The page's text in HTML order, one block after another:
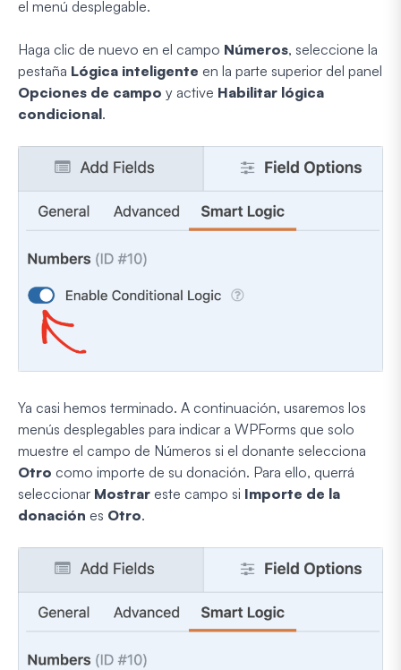
el menú desplegable.
Haga clic de nuevo en el campo Números, seleccione la
pestaña Lógica inteligente en la parte superior del panel
Opciones de campo y active Habilitar lógica
condicional.
Ya casi hemos terminado. A continuación, usaremos los
menús desplegables para indicar a WPForms que solo
muestre el campo de Números si el donante selecciona
Otro como importe de su donación. Para ello, querrá
seleccionar Mostrar este campo si Importe de la
donación es Otro.